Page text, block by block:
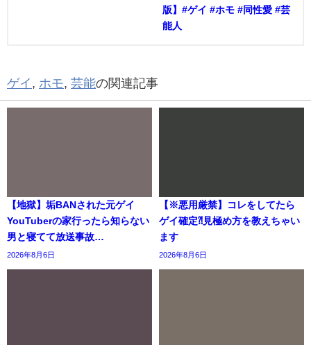
版】#ゲイ #ホモ #同性愛 #芸
能人
ゲイ , ホモ, 芸能の関連記事
【地獄】垢BANされた元ゲイ
YouTuberの家行ったら知らない
男と寝てて放送事故…
2026年8月6日
【※悪用厳禁】コレをしてたら
ゲイ確定⁈見極め方を教えちゃい
ます
2026年8月6日